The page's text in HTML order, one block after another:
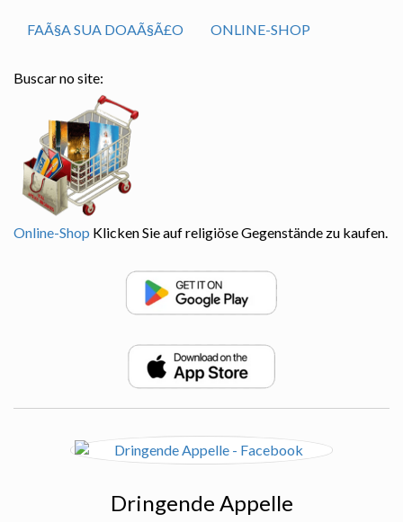
FAÃ§A SUA DOAÃ§Ã£O ONLINE-SHOP
Buscar no site:
Online-Shop Klicken Sie auf religiöse Gegenstände zu kaufen.
Dringende Appelle